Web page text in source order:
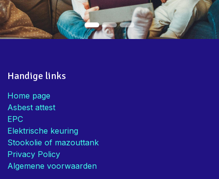
Handige links
Home page
Asbest attest
EPC
Elektrische keuring
Stookolie of mazouttank
Privacy Policy
Algemene voorwaarden